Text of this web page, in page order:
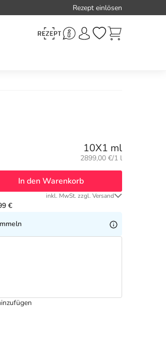
Rezept einlösen
10X1 ml
Grundpreis:
2899,00 €/1 l
In den Warenkorb
inkl. MwSt. zzgl. Versand
€